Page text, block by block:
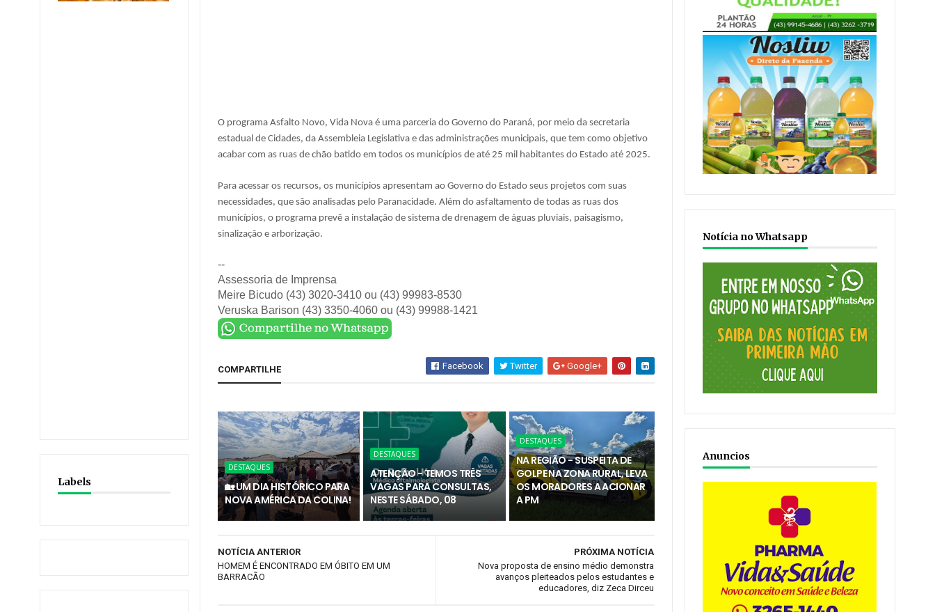
Labels
O programa Asfalto Novo, Vida Nova é uma parceria do Governo do Paraná, por meio da secretaria
estadual de Cidades, da Assembleia Legislativa e das administrações municipais, que tem como objetivo
acabar com as ruas de chão batido em todos os municípios de até 25 mil habitantes do Estado até 2025.
Para acessar os recursos, os municípios apresentam ao Governo do Estado seus projetos com suas
necessidades, que são analisadas pelo Paranacidade. Além do asfaltamento de todas as ruas dos
municípios, o programa prevê a instalação de sistema de drenagem de águas pluviais, paisagismo,
sinalização e arborização.
--
Assessoria de Imprensa
Meire Bicudo (43) 3020-3410 ou (43) 99983-8530
Veruska Barison (43) 3350-4060 ou (43) 99988-1421
COMPARTILHE Facebook Twitter Google+
DESTAQUES
🏡 UM DIA HISTÓRICO PARA
NOVA AMÉRICA DA COLINA!
DESTAQUES
ATENÇÃO - TEMOS TRÊS
VAGAS PARA CONSULTAS,
NESTE SÁBADO, 08
DESTAQUES
NA REGIÃO - SUSPEITA DE
GOLPE NA ZONA RURAL, LEVA
OS MORADORES A ACIONAR
A PM
PRÓXIMA NOTÍCIA
Nova proposta de ensino médio demonstra
avanços pleiteados pelos estudantes e
educadores, diz Zeca Dirceu
NOTÍCIA ANTERIOR
HOMEM É ENCONTRADO EM ÓBITO EM UM
BARRACÃO
Notícia no Whatsapp
Anuncios